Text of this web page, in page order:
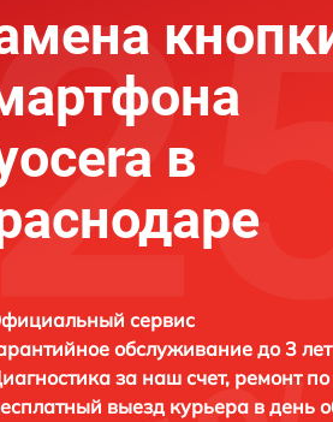
в
сервис
обслуживание до 3 лет
за наш счет, ремонт
выезд курьера в день